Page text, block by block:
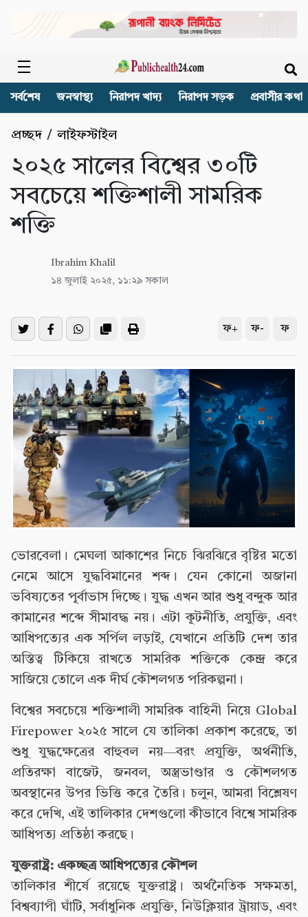
সর্বশেষ জনস্বাস্থ্য নিরাপদ খাদ্য নিরাপদ সড়ক প্রবাসীর কথা
প্রচ্ছদ /লাইফস্টাইল
২০২৫ সালের বিশ্বের ৩০টি
সবচেয়ে শক্তিশালী সামরিক
শক্তি
Ibrahim Khalil
১৪ জুলাই ২০২৫, ১১:২৯ সকাল
ফ+ ফ- ফ
ভোরবেলা। মেঘলা আকাশের নিচে ঝিরঝিরে বৃষ্টির মতো
নেমে আসে যুদ্ধবিমানের শব্দ। যেন কোনো অজানা
ভবিষ্যতের পূর্বাভাস দিচ্ছে। যুদ্ধ এখন আর শুধু বন্দুক আর
কামানের শব্দে সীমাবদ্ধ নয়। এটা কূটনীতি, প্রযুক্তি, এবং
আধিপত্যের এক সর্পিল লড়াই, যেখানে প্রতিটি দেশ তার
অস্তিত্ব টিকিয়ে রাখতে সামরিক শক্তিকে কেন্দ্র করে
সাজিয়ে তোলে এক দীর্ঘ কৌশলগত পরিকল্পনা।
বিশ্বের সবচেয়ে শক্তিশালী সামরিক বাহিনী নিয়ে Global
Firepower ২০২৫ সালে যে তালিকা প্রকাশ করেছে, তা
শুধু যুদ্ধক্ষেত্রের বাহুবল নয়—বরং প্রযুক্তি, অর্থনীতি,
প্রতিরক্ষা বাজেট, জনবল, অস্ত্রভাণ্ডার ও কৌশলগত
অবস্থানের উপর ভিত্তি করে তৈরি। চলুন, আমরা বিশ্লেষণ
করে দেখি, এই তালিকার দেশগুলো কীভাবে বিশ্বে সামরিক
আধিপত্য প্রতিষ্ঠা করছে।
যুক্তরাষ্ট্র: একচ্ছত্র আধিপত্যের কৌশল
তালিকার শীর্ষে রয়েছে যুক্তরাষ্ট্র। অর্থনৈতিক সক্ষমতা,
বিশ্বব্যাপী ঘাঁটি, সর্বাধুনিক প্রযুক্তি, নিউক্লিয়ার ট্রায়াড, এবং